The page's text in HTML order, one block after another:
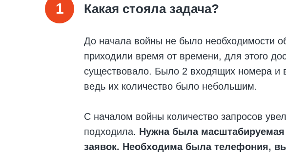
1 Какая стояла задача?
До начала войны не было необходимости
приходили время от времени, для этого
существовало. Было 2 входящих номера и
ведь их количество было небольшим.
С началом войны количество запросов
подходила. Нужна была масштабируемая
заявок. Необходима была телефония,